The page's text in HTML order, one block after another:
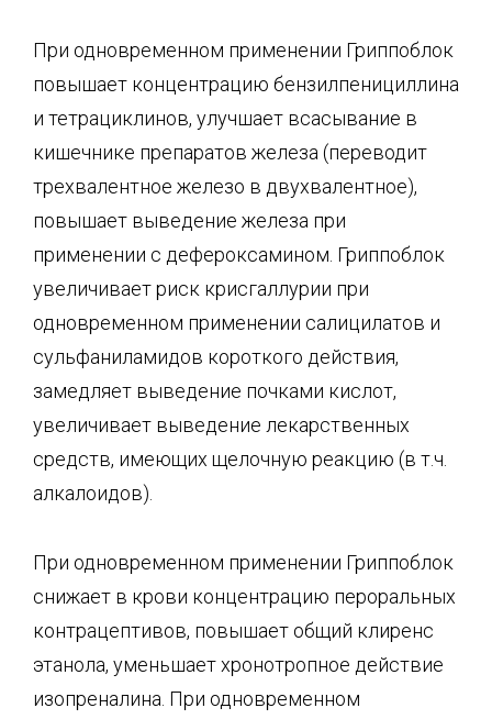
При одновременном применении Гриппоблок
повышает концентрацию бензилпенициллина
и тетрациклинов, улучшает всасывание в
кишечнике препаратов железа (переводит
трехвалентное железо в двухвалентное),
повышает выведение железа при
применении с дефероксамином. Гриппоблок
увеличивает риск крисгаллурии при
одновременном применении салицилатов и
сульфа­ниламидов короткого действия,
замедляет выведение почками кислот,
увеличивает выведение лекар­ственных
средств, имеющих щелочную реакцию (в т.ч.
алкалоидов).
При одновременном применении Гриппоблок
снижает в крови концентрацию пероральных
контра­цептивов, повышает общий клиренс
этанола, уменьшает хронотропное действие
изопреналина. При одновременном